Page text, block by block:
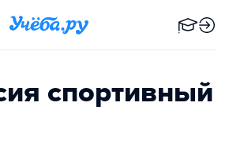
спортивный